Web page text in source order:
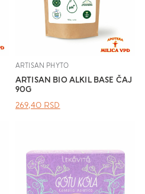
ARTISAN PHYTO
ARTISAN BIO ALKIL BASE ČAJ
90G
ОРИГИНАЛНА
269,40 RSD